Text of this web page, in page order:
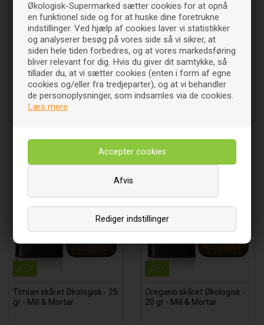
Økologisk-Supermarked sætter cookies for at opnå
en funktionel side og for at huske dine foretrukne
indstillinger. Ved hjælp af cookies laver vi statistikker
og analyserer besøg på vores side så vi sikrer, at
siden hele tiden forbedres, og at vores markedsføring
bliver relevant for dig. Hvis du giver dit samtykke, så
tillader du, at vi sætter cookies (enten i form af egne
cookies og/eller fra tredjeparter), og at vi behandler
de personoplysninger, som indsamles via de cookies.
Læs mere
Rediger indstillinger
Afvis
Rosenknopper - 100 gram -
Natur Drogeriet
12500 DKK
Læg i indkøbsvognen
Rosenpeber Curepipe
Økologisk - 25 gr - Mill &
Mortar
5300
Andre købte også
Timian skåret Økologisk - 25
gr - Mill & Mortar
Oregano skåret Økologisk -
20 gr - Mill & Mortar